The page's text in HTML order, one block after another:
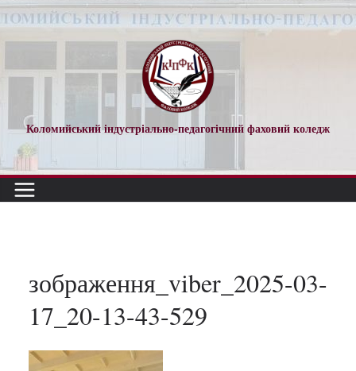
Перейти
до
Коломийський індустріально-педагогічний фаховий коледж
зображення_viber_2025-03-
17_20-13-43-529